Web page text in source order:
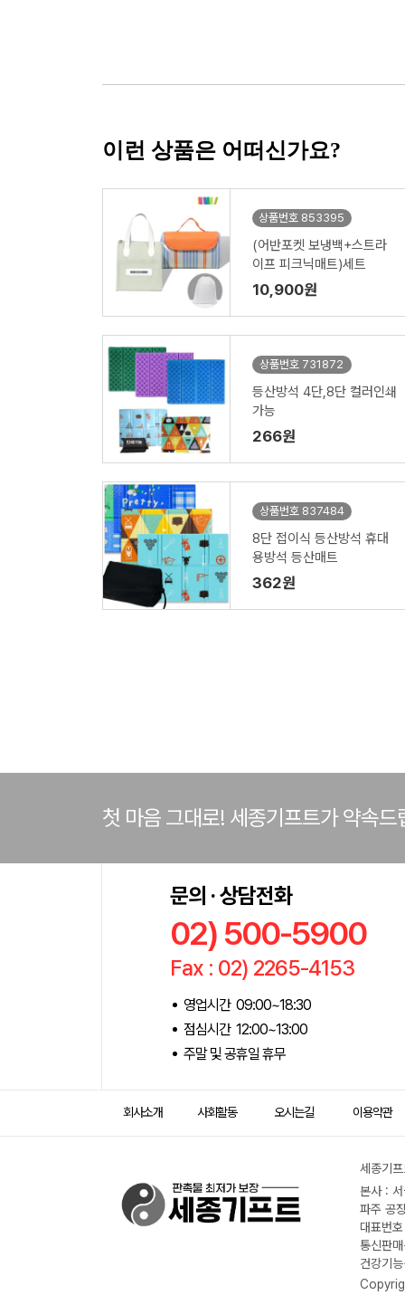
이런 상품은 어떠신가요?
상품번호 853395
(어반포켓 보냉백+스트라
이프 피크닉매트)세트
10,900원
상품번호 731872
등산방석 4단,8단 컬러인쇄
가능
266원
상품번호 837484
8단 접이식 등산방석 휴대
용방석 등산매트
362원
첫 마음 그대로! 세종기프트가 약속드
문의 · 상담전화
02) 500-5900
Fax : 02) 2265-4153
영업시간 09:00~18:30
점심시간 12:00~13:00
주말 및 공휴일 휴무
회사소개 사회활동 오시는길 이용약관
세종기
본사 :
파주 공
대표번
통신판
건강기